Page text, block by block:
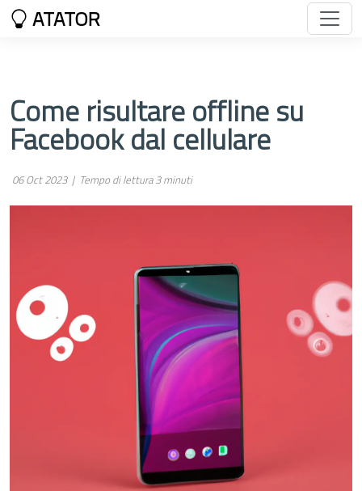
ATATOR
Come risultare offline su
Facebook dal cellulare
06 Oct 2023 | Tempo di lettura 3 minuti